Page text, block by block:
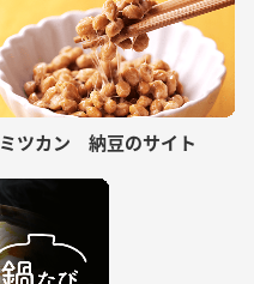
ミツカン 納豆のサイト